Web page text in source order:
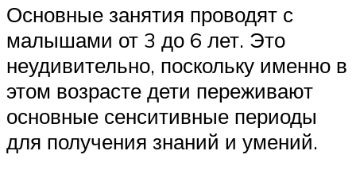
Основные занятия проводят с
малышами от 3 до 6 лет. Это
неудивительно, поскольку именно в
этом возрасте дети переживают
основные сенситивные периоды
для получения знаний и умений.